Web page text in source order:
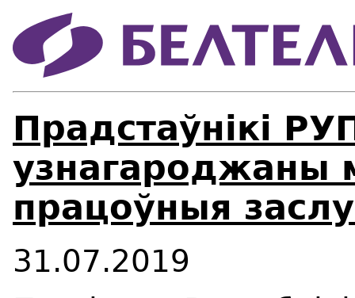
Прадстаўнікі
узнагароджаны
працоўныя
31.07.2019